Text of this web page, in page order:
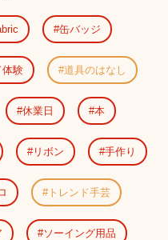
缶バッジ
験 道具のはなし
休業日 本
リボン 手作り
トレンド手芸
ソーイング用品